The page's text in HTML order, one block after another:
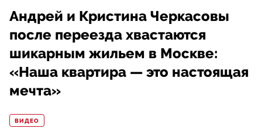
Андрей и Кристина Черкасовы
после переезда хвастаются
шикарным жильем в Москве:
«Наша квартира — это настоящая
мечта»
ВИДЕО